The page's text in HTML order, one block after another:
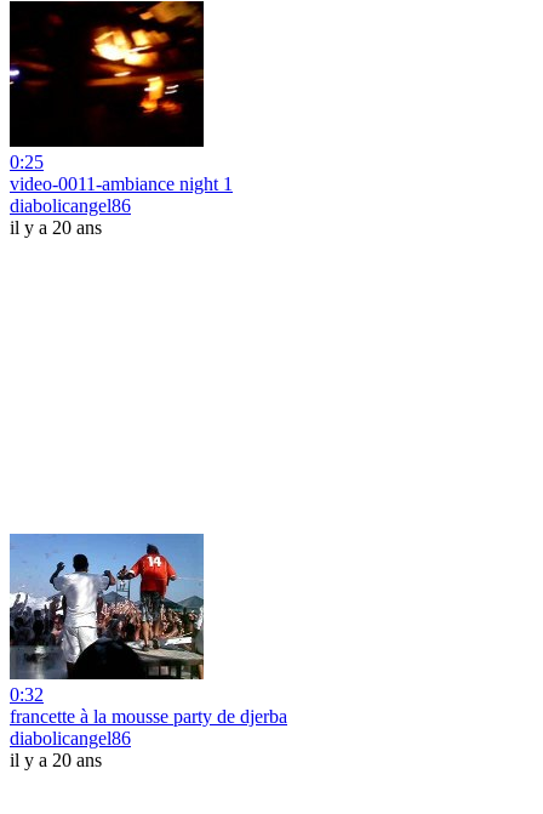
0:25
video-0011-ambiance night 1
diabolicangel86
il y a 20 ans
0:32
francette à la mousse party de djerba
diabolicangel86
il y a 20 ans